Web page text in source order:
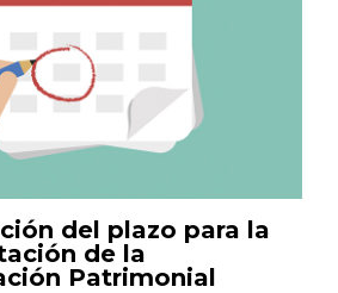
del plazo para la
de la
Patrimonial